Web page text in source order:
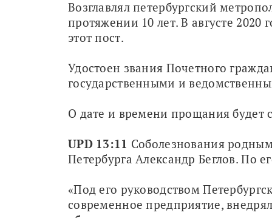
Возглавлял петербургский
протяжении 10 лет. В августе 2020
этот пост.
Удостоен звания Почетного
государственными и
О дате и времени прощания будет
UPD 13:11 Соболезнования
Петербурга Александр Беглов. По
«Под его руководством
современное предприятие,